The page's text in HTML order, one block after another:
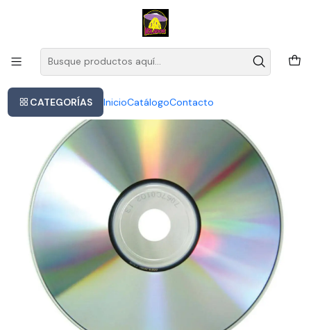
CATEGORÍAS InicioCatálogoContacto
Este es el texto del slide